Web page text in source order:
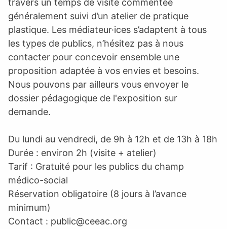
généralement suivi d’un atelier de pratique
plastique. Les médiateur·ices s’adaptent à tous
les types de publics, n’hésitez pas à nous
contacter pour concevoir ensemble une
proposition adaptée à vos envies et besoins.
Nous pouvons par ailleurs vous envoyer le
dossier pédagogique de l'exposition sur
demande.
Du lundi au vendredi, de 9h à 12h et de 13h à 18h
Durée : environ 2h (visite + atelier)
Tarif : Gratuité pour les publics du champ
médico-social
Réservation obligatoire (8 jours à l’avance
minimum)
Contact : public@ceeac.org